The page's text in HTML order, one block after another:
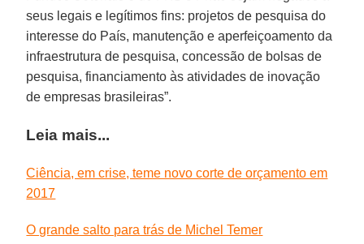
seus legais e legítimos fins: projetos de pesquisa do
interesse do País, manutenção e aperfeiçoamento da
infraestrutura de pesquisa, concessão de bolsas de
pesquisa, financiamento às atividades de inovação
de empresas brasileiras”.
Leia mais...
Ciência, em crise, teme novo corte de orçamento em
2017
O grande salto para trás de Michel Temer